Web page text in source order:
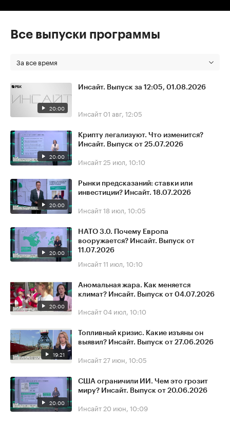
Все выпуски программы
За все время
20:00
Инсайт. Выпуск за 12:05, 01.08.2026
Инсайт 01 авг, 12:05
20:00
Крипту легализуют. Что изменится?
Инсайт. Выпуск от 25.07.2026
Инсайт 25 июл, 10:10
20:00
Рынки предсказаний: ставки или
инвестиции? Инсайт. 18.07.2026
Инсайт18 июл, 10:05
20:00
НАТО 3.0. Почему Европа
вооружается? Инсайт. Выпуск от
11.07.2026
Инсайт11 июл, 10:10
20:00
Аномальная жара. Как меняется
климат? Инсайт. Выпуск от 04.07.2026
Инсайт 04 июл, 10:10
19:21
Топливный кризис. Какие изъяны он
выявил? Инсайт. Выпуск от 27.06.2026
Инсайт 27 июн, 10:05
20:00
США ограничили ИИ. Чем это грозит
миру? Инсайт. Выпуск от 20.06.2026
Инсайт 20 июн, 10:09